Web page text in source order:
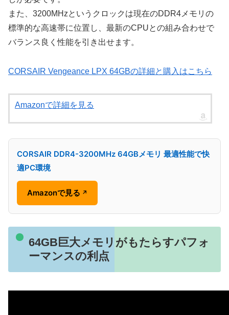
また、3200MHzというクロックは現在のDDR4メモリの
標準的な高速帯に位置し、最新のCPUとの組み合わせで
バランス良く性能を引き出せます。
CORSAIR Vengeance LPX 64GBの詳細と購入はこちら
Amazonで詳細を見る
CORSAIR DDR4-3200MHz 64GBメモリ 最適性能で快
適PC環境
Amazonで見る ↗
64GB巨大メモリがもたらすパフォ
ーマンスの利点